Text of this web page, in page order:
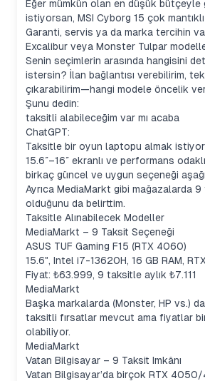
Eğer mümkün olan en düşük
istiyorsan, MSI Cyborg 15 çok
Garanti, servis ya da marka tercihin
Excalibur veya Monster Tulpar
Senin seçimlerin arasında hangisini
istersin? İlan bağlantısı verebilirim,
çıkarabilirim—hangi modele öncelik
Şunu dedin:
taksitli alabileceğim var mı acaba
ChatGPT:
Taksitle bir oyun laptopu almak
15.6″–16″ ekranlı ve performans
birkaç güncel ve uygun seçeneği
Ayrıca MediaMarkt gibi mağazalarda 9
olduğunu da belirttim.
Taksitle Alınabilecek Modeller
MediaMarkt – 9 Taksit Seçeneği
ASUS TUF Gaming F15 (RTX 4060)
15.6", Intel i7-13620H, 16 GB RAM,
Fiyat: ₺63.999, 9 taksitle aylık ₺7.111
MediaMarkt
Başka markalarda (Monster, HP vs.)
taksitli fırsatlar mevcut ama fiyatlar
olabiliyor.
MediaMarkt
Vatan Bilgisayar – 9 Taksit Imkânı
Vatan Bilgisayar’da birçok RTX